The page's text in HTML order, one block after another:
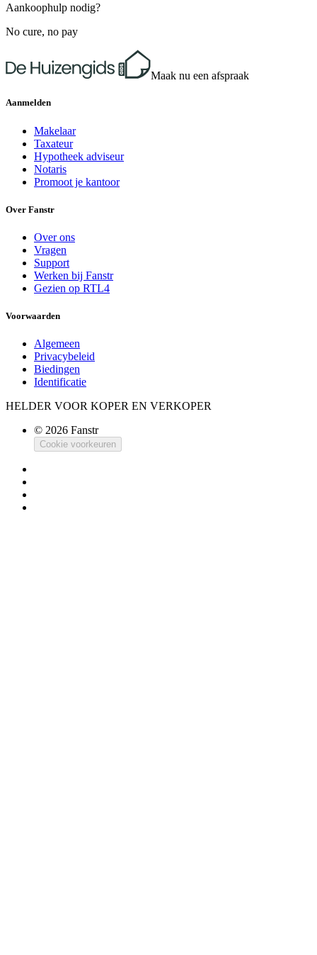
Aankoophulp nodig?
No cure, no pay
Maak nu een afspraak
Aanmelden
Makelaar
Taxateur
Hypotheek adviseur
Notaris
Promoot je kantoor
Over Fanstr
Over ons
Vragen
Support
Werken bij Fanstr
Gezien op RTL4
Voorwaarden
Algemeen
Privacybeleid
Biedingen
Identificatie
HELDER VOOR KOPER EN VERKOPER
© 2026 Fanstr
Cookie voorkeuren